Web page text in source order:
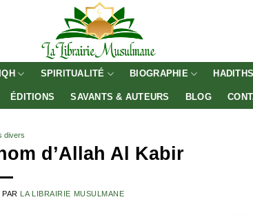
SPIRITUALITÉ BIOGRAPHIE HADITHS
ÉDITIONS SAVANTS & AUTEURS BLOG
divers
d’Allah Al Kabir
PAR LA LIBRAIRIE MUSULMANE